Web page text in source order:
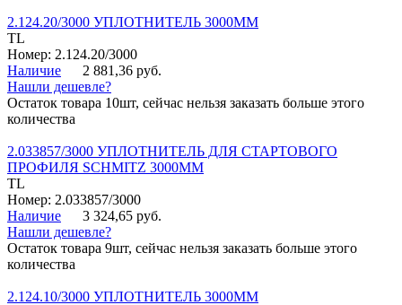
2.124.20/3000 УПЛОТНИТЕЛЬ 3000ММ
TL
Номер: 2.124.20/3000
Наличие
2 881,36 руб.
Нашли дешевле?
Остаток товара 10шт, сейчас нельзя заказать больше этого
количества
2.033857/3000 УПЛОТНИТЕЛЬ ДЛЯ СТАРТОВОГО
ПРОФИЛЯ SCHMITZ 3000ММ
TL
Номер: 2.033857/3000
Наличие
3 324,65 руб.
Нашли дешевле?
Остаток товара 9шт, сейчас нельзя заказать больше этого
количества
2.124.10/3000 УПЛОТНИТЕЛЬ 3000ММ